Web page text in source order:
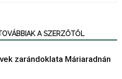
A SZERZŐTŐL
zarándoklata Máriaradnán